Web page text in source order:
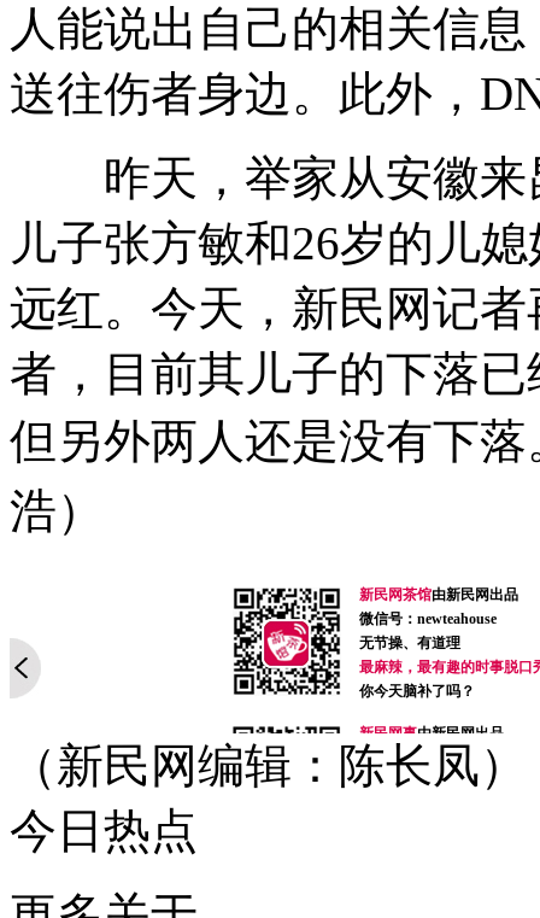
人能说出自己的相关信
送往伤者身边。此外，
昨天，举家从安徽来
儿子张方敏和26岁的儿
远红。今天，新民网记
者，目前其儿子的下落
但另外两人还是没有下落
浩）
新民网茶馆由新民网出品
微信号：newteahouse
无节操、有道理
最麻辣，最有趣的时事脱口
你今天脑补了吗？
新民网事由新民网出品
微信号：xinminwangshi
突发事、新鲜事、有趣事
（新民网编辑：陈长凤）
今日热点